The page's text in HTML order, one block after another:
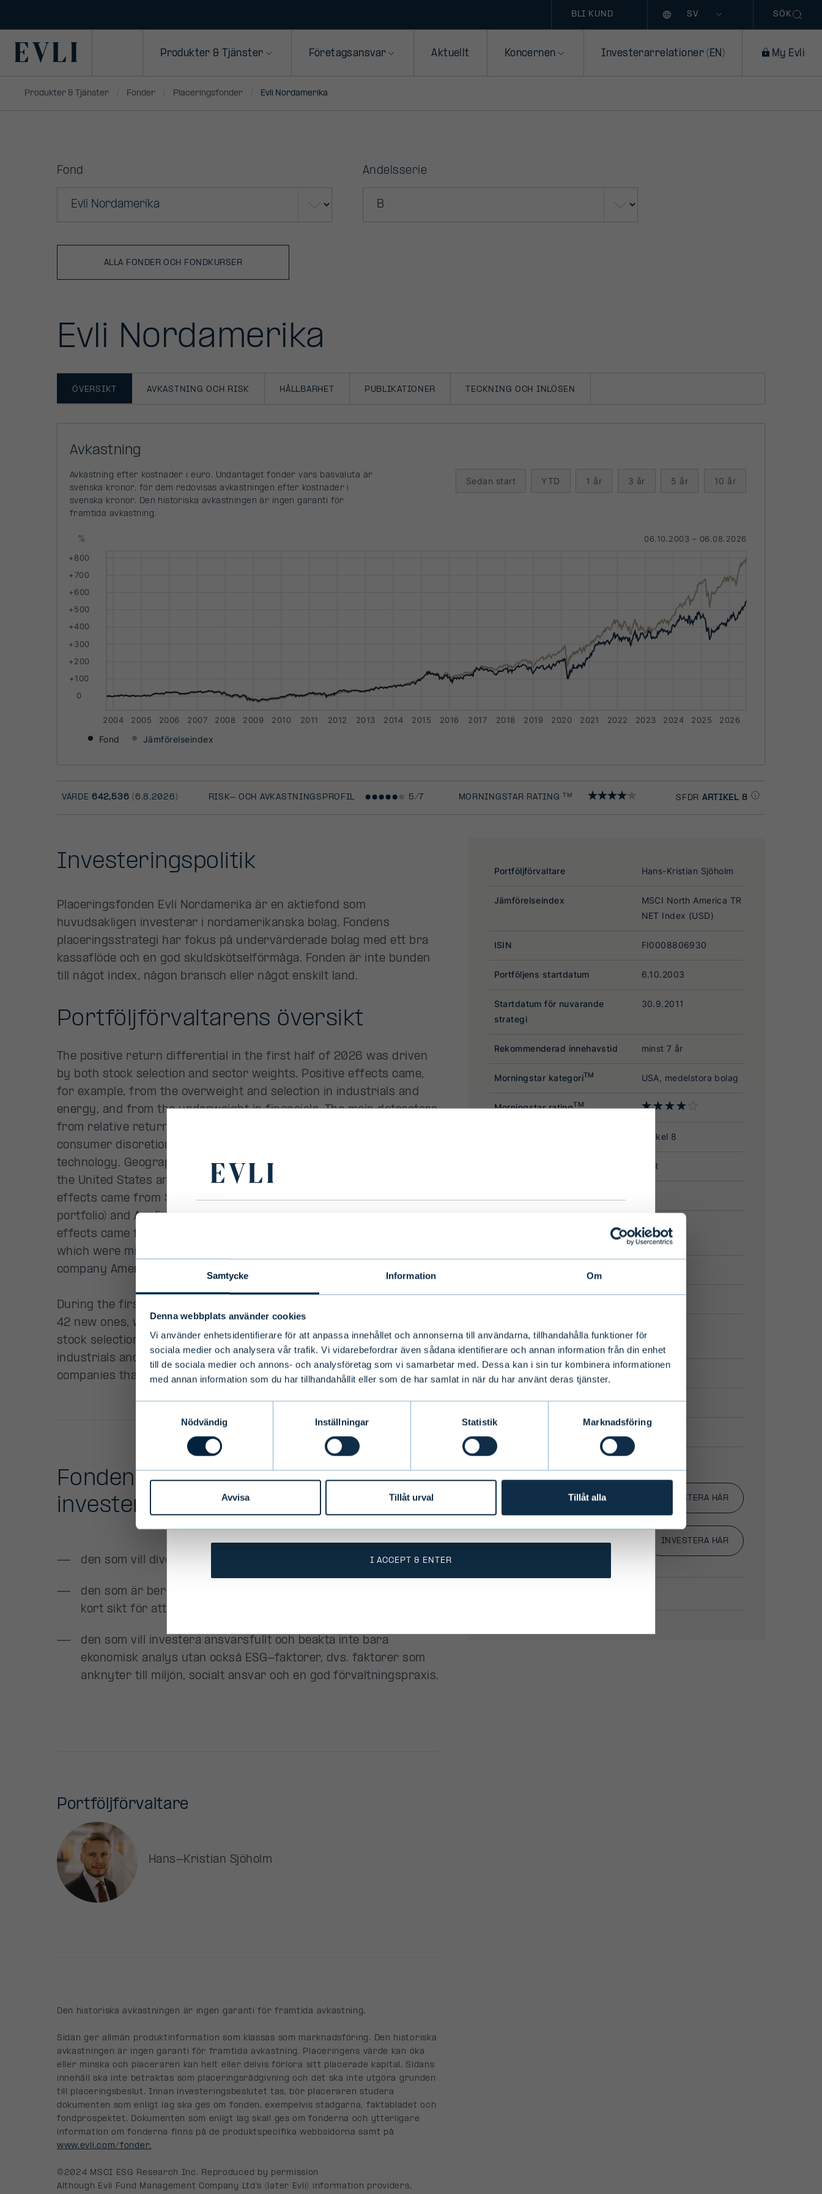
Samtycke Information Om
Denna webbplats använder cookies
Vi använder enhetsidentifierare för att anpassa innehållet och annonserna till användarna, tillhandahålla funktioner för
sociala medier och analysera vår trafik. Vi vidarebefordrar även sådana identifierare och annan information från din enhet
till de sociala medier och annons- och analysföretag som vi samarbetar med. Dessa kan i sin tur kombinera informationen
med annan information som du har tillhandahållit eller som de har samlat in när du har använt deras tjänster.
Nödvändig
Inställningar Statistik Marknadsföring
Avvisa Tillåt urval Tillåt alla
BLI KUND SÖK
Primary Produkter & Tjänster Företagsansvar Aktuellt Koncernen Investerarrelationer (EN) My Evli
Produkter & Tjänster Fonder Placeringsfonder Evli Nordamerika
Primary
select your language, country and investor type.
Select country
We ask you to take into account the fact that Evli Plc’s ability to offer
services to states outside of the EEA or to citizens of these states may
be affected by limitations related to license. Users of the website are
I ACCEPT & ENTER